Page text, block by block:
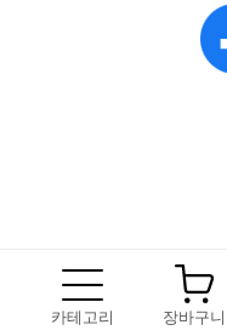
카테고리 장바구니